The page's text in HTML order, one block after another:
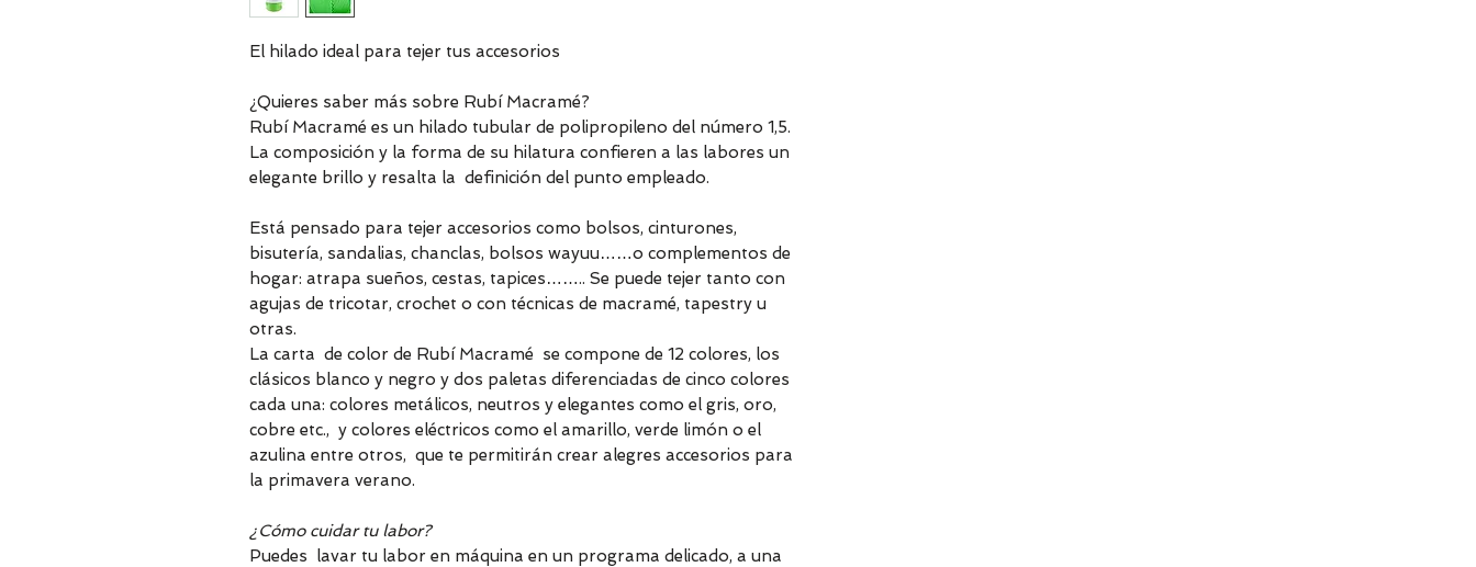
El hilado ideal para tejer tus accesorios
¿Quieres saber más sobre Rubí Macramé?
Rubí Macramé es un hilado tubular de polipropileno del número 1,5.
La composición y la forma de su hilatura confieren a las labores un
elegante brillo y resalta la definición del punto empleado.
Está pensado para tejer accesorios como bolsos, cinturones,
bisutería, sandalias, chanclas, bolsos wayuu……o complementos de
hogar: atrapa sueños, cestas, tapices…….. Se puede tejer tanto con
agujas de tricotar, crochet o con técnicas de macramé, tapestry u
otras.
La carta de color de Rubí Macramé se compone de 12 colores, los
clásicos blanco y negro y dos paletas diferenciadas de cinco colores
cada una: colores metálicos, neutros y elegantes como el gris, oro,
cobre etc., y colores eléctricos como el amarillo, verde limón o el
azulina entre otros, que te permitirán crear alegres accesorios para
la primavera verano.
¿Cómo cuidar tu labor?
Puedes lavar tu labor en máquina en un programa delicado, a una